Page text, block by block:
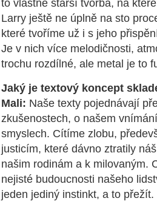
to vlastně starší tvorba, na
Larry ještě ne úplně na sto
které tvoříme už i s jeho
Je v nich více melodičnosti,
trochu rozdílné, ale metal je to
Jaký je textový koncept
Mali: Naše texty pojednávají
zkušenostech, o našem
smyslech. Cítíme zlobu,
justicím, které dávno ztratily
našim rodinám a k milovaným.
nejisté budoucnosti našeho
jeden jediný instinkt, a to